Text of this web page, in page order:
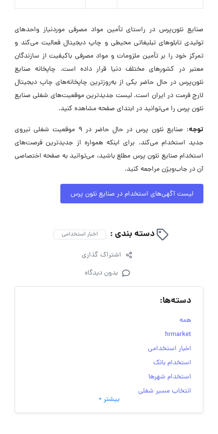
صنایع نئون‌پرس در راستای تأمین مواد مصرفی موردنیاز واحدهای
تولیدی تابلوهای تبلیغاتی محیطی و چاپ دیجیتال فعالیت می‌کند و
تمرکز خود را بر تأمین ملزومات و مواد مصرفی باکیفیت از سازندگان
معتبر در کشورهای مختلف دنیا قرار داده است. چاپخانه صنایع
نئون‌پرس در حال حاضر یکی از به‌روزترین چاپخانه‌های چاپ دیجیتال
لارج فرمت در ایران است. لیست جدیدترین موقعیت‌های شغلی صنایع
نئون پرس را می‌توانید در ابتدای صفحه مشاهده کنید.
توجه:
صنایع نئون پرس در حال حاضر در ۹ موقعیت شغلی نیروی
جدید استخدام می‌کند. برای اینکه همواره از جدیدترین فرصت‌های
استخدام صنایع نئون پرس مطلع باشید، می‌توانید به صفحه اختصاصی
آن در جاب‌ویژن مراجعه کنید.
لیست آگهی‌های استخدام در صنایع نئون پرس
دسته بندی : اخبار استخدامی
اشتراک گذاری
بدون دیدگاه
دسته‌ها:
همه
hrmarket
اخبار استخدامی
استخدام بانک
استخدام شهرها
انتخاب مسیر شغلی
به‌روزرسانی‌های سایت (کارجویی)
بیشتر +